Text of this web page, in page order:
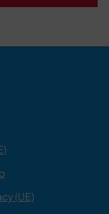
(UE)